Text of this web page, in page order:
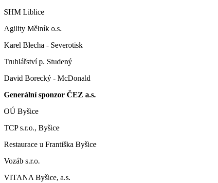
SHM Liblice
Agility Mělník o.s.
Karel Blecha - Severotisk
Truhlářství p. Studený
David Borecký - McDonald
Generální sponzor ČEZ a.s.
OÚ Byšice
TCP s.r.o., Byšice
Restaurace u Františka Byšice
Vozáb s.r.o.
VITANA Byšice, a.s.